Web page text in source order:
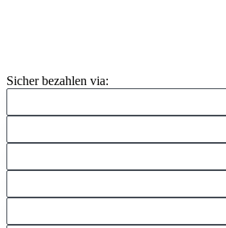
Sicher bezahlen via: